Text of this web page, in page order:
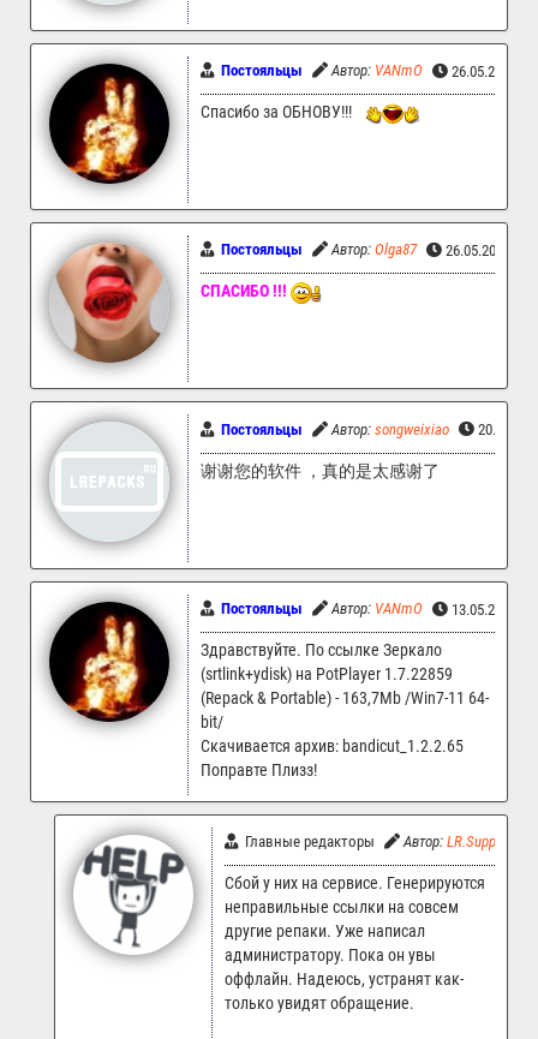
Постояльцы Автор: VANmO 26.05.2026
Спасибо за ОБНОВУ!!!
Постояльцы Автор: Olga87 26.05.2026
СПАСИБО !!!
Постояльцы Автор: songweixiao
谢谢您的软件 ，真的是太感谢了
Постояльцы Автор: VANmO 13.05.2026
Здравствуйте. По ссылке Зеркало
(srtlink+ydisk) на PotPlayer 1.7.22859
(Repack & Portable) - 163,7Mb /Win7-11 64-
bit/
Скачивается архив: bandicut_1.2.2.65
Поправте Плизз!
Главные редакторы Автор: LR.Support
Сбой у них на сервисе. Генерируются
неправильные ссылки на совсем
другие репаки. Уже написал
администратору. Пока он увы
оффлайн. Надеюсь, устранят как-
только увидят обращение.